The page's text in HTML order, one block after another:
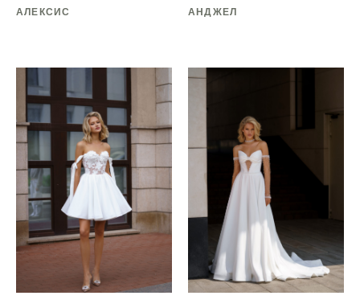
АЛЕКСИС АНДЖЕЛ